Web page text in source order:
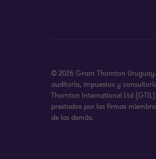
© 2026 Grant Thornton
auditoría, impuestos y
Thornton International Ltd
prestados por las firmas
de las demás.